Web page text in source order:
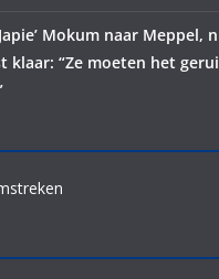
Mokum naar Meppel,
klaar: “Ze moeten het